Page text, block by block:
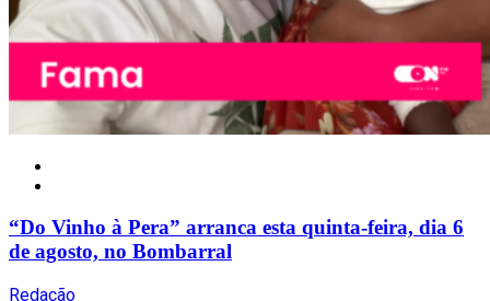
“Do Vinho à Pera” arranca esta quinta-feira, dia 6
de agosto, no Bombarral
Redação